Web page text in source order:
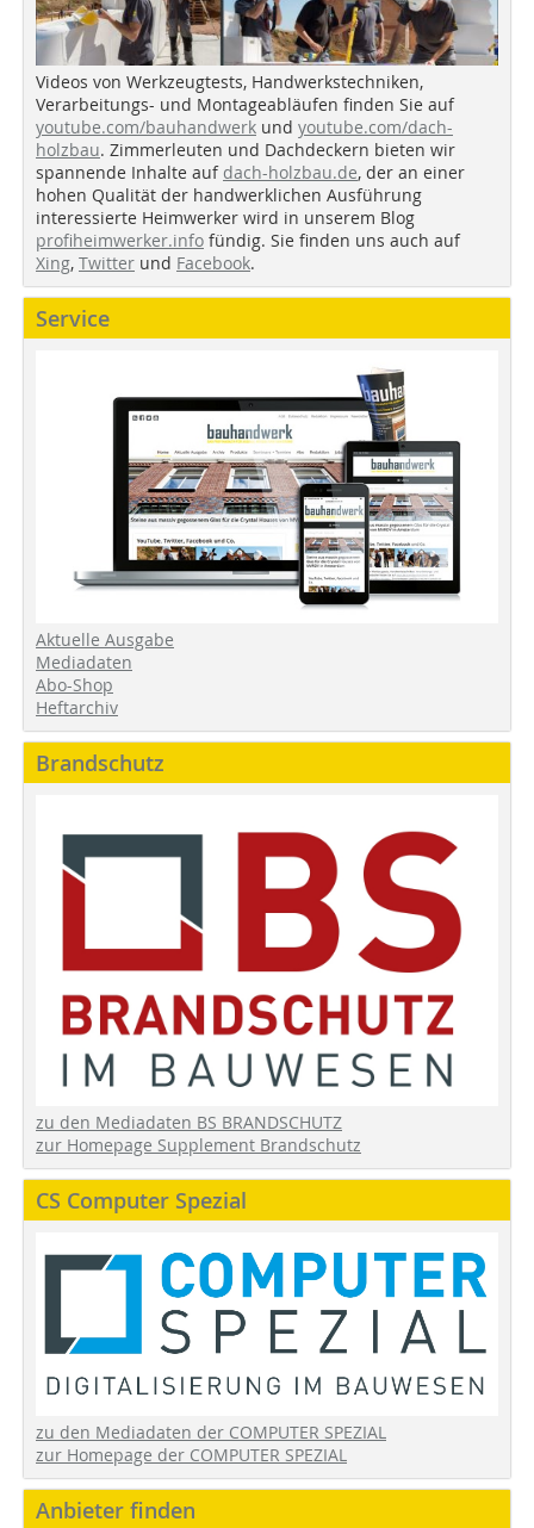
Videos von Werkzeugtests, Handwerkstechniken,
Verarbeitungs- und Montageabläufen finden Sie auf
youtube.com/bauhandwerk und youtube.com/dach-
holzbau. Zimmerleuten und Dachdeckern bieten wir
spannende Inhalte auf dach-holzbau.de, der an einer
hohen Qualität der handwerklichen Ausführung
interessierte Heimwerker wird in unserem Blog
profiheimwerker.info fündig. Sie finden uns auch auf
Xing, Twitter und Facebook.
Service
Aktuelle Ausgabe
Mediadaten
Abo-Shop
Heftarchiv
Brandschutz
zu den Mediadaten BS BRANDSCHUTZ
zur Homepage Supplement Brandschutz
CS Computer Spezial
zu den Mediadaten der COMPUTER SPEZIAL
zur Homepage der COMPUTER SPEZIAL
Anbieter finden